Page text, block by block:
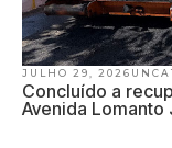
JULHO 29, 2026
Concluído a
Avenida Lomanto